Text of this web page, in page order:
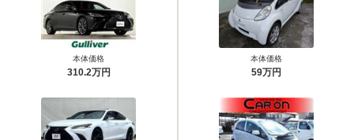
本体価格
310.2万円
本体価格
59万円